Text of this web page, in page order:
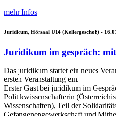
mehr Infos
Juridicum, Hörsaal U14 (Kellergeschoß) -
Juridikum im gespräch:
Das juridikum startet ein neues
ersten Veranstaltung ein.
Erster Gast bei juridikum im
Politikwissenschafterin
Wissenschaften), Teil der